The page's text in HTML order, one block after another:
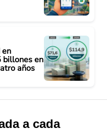
en
billones en
años
a cada